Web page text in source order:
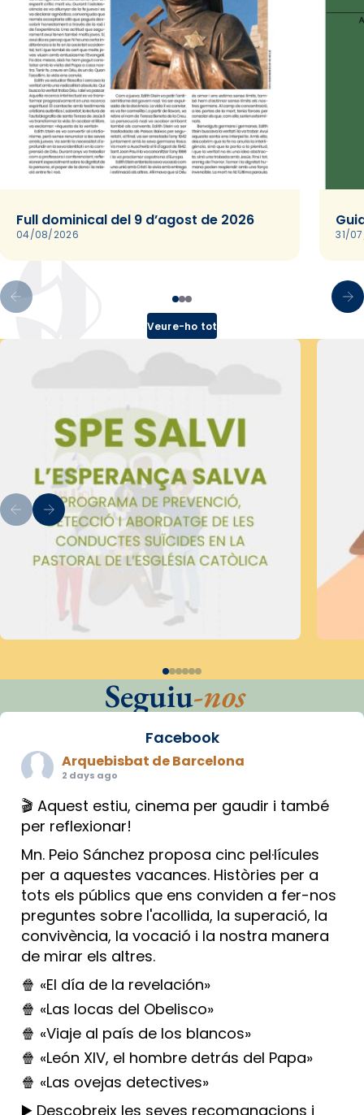
Full dominical del 9 d’agost de 2026
04/08/2026 31/
Veure-ho tot
Seguiu-nos
Facebook
Arquebisbat de Barcelona
2 days ago
🎬 Aquest estiu, cinema per gaudir i també
per reflexionar!
Mn. Peio Sánchez proposa cinc pel·lícules
per a aquestes vacances. Històries per a
tots els públics que ens conviden a fer-nos
preguntes sobre l'acollida, la superació, la
convivència, la vocació i la nostra manera
de mirar els altres.
🍿 «El día de la revelación»
🍿 «Las locas del Obelisco»
🍿 «Viaje al país de los blancos»
🍿 «León XIV, el hombre detrás del Papa»
🍿 «Las ovejas detectives»
▶️ Descobreix les seves recomanacions i